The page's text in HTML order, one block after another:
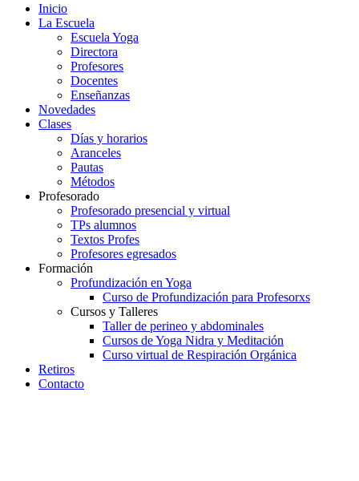
Inicio
La Escuela
Escuela Yoga
Directora
Profesores
Docentes
Enseñanzas
Novedades
Clases
Días y horarios
Aranceles
Pautas
Métodos
Profesorado
Profesorado presencial y virtual
TPs alumnos
Textos Profes
Profesores egresados
Formación
Profundización en Yoga
Curso de Profundización para Profesorxs
Cursos y Talleres
Taller de perineo y abdominales
Cursos de Yoga Nidra y Meditación
Curso virtual de Respiración Orgánica
Retiros
Contacto